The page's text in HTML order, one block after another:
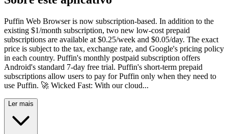
Puffin Web Browser is now subscription-based. In addition to the
existing $1/month subscription, two new low-cost prepaid
subscriptions are available at $0.25/week and $0.05/day. The exact
price is subject to the tax, exchange rate, and Google's pricing policy
in each country. Puffin's monthly postpaid subscription offers
Android's standard 7-day free trial. Puffin's short-term prepaid
subscriptions allow users to pay for Puffin only when they need to
use Puffin. 🚀 Wicked Fast: With our cloud...
Ler mais